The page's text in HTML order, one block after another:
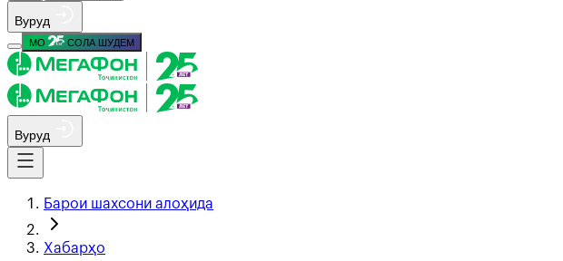
Вуруд
МО СОЛА ШУДЕМ
Вуруд
Барои шахсони алоҳида
Хабарҳо